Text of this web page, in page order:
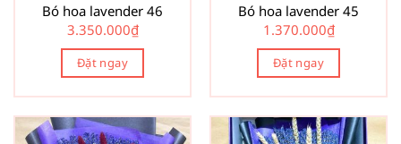
Bó hoa lavender 46
3.350.000₫
Đặt ngay
Bó hoa lavender 45
1.370.000₫
Đặt ngay